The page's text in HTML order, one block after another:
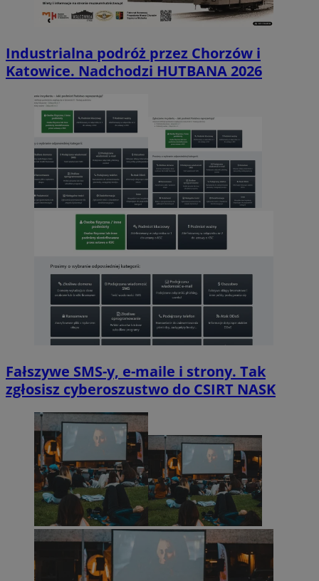
Industrialna podróż przez Chorzów i
Katowice. Nadchodzi HUTBANA 2026
Fałszywe SMS-y, e-maile i strony. Tak
zgłosisz cyberoszustwo do CSIRT NASK